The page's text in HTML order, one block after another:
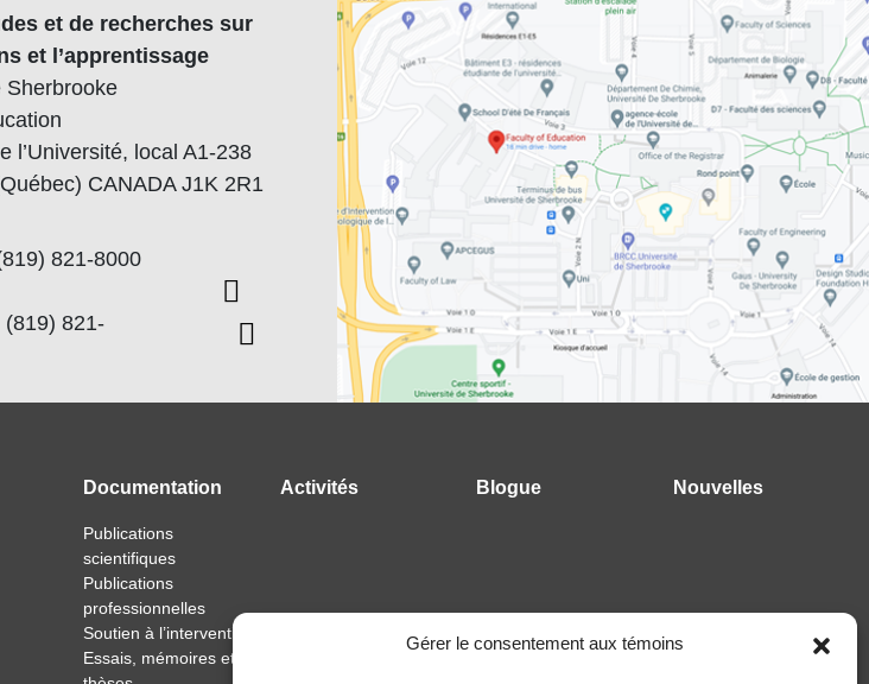
Gérer le consentement aux témoins
et de recherches sur
et l’apprentissage
Sherbrooke
l’Université, local A1-238
CANADA J1K 2R1
821-8000
821-
Documentation
Publications
scientifiques
Publications
professionnelles
Soutien à l’intervention
Essais, mémoires et
Activités Blogue Nouvelles